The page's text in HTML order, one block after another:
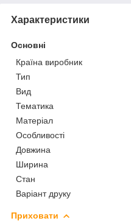
Характеристики
Основні
Країна виробник
Тип
Вид
Тематика
Матеріал
Особливості
Довжина
Ширина
Стан
Варіант друку
Приховати